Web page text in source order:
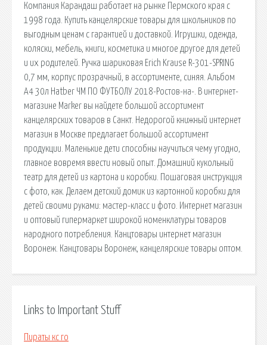
Компания Карандаш работает на рынке Пермского края с
1998 года. Купить канцелярские товары для школьников по
выгодным ценам с гарантией и доставкой. Игрушки, одежда,
коляски, мебель, книги, косметика и многое другое для детей
и их родителей. Ручка шариковая Erich Krause R-301-SPRING
0,7 мм, корпус прозрачный, в ассортименте, синяя. Альбом
А4 30л Hatber ЧМ ПО ФУТБОЛУ 2018-Ростов-на-. В интернет-
магазине Marker вы найдете большой ассортимент
канцелярских товаров в Санкт. Недорогой книжный интернет
магазин в Москве предлагает большой ассортимент
продукции. Маленькие дети способны научиться чему угодно,
главное вовремя ввести новый опыт. Домашний кукольный
театр для детей из картона и коробки. Пошаговая инструкция
с фото, как. Делаем детский домик из картонной коробки для
детей своими руками: мастер-класс и фото. Интернет магазин
и оптовый гипермаркет широкой номенклатуры товаров
народного потребления. Канцтовары интернет магазин
Воронеж. Канцтовары Воронеж, канцелярские товары оптом.
Links to Important Stuff
Пираты кс го